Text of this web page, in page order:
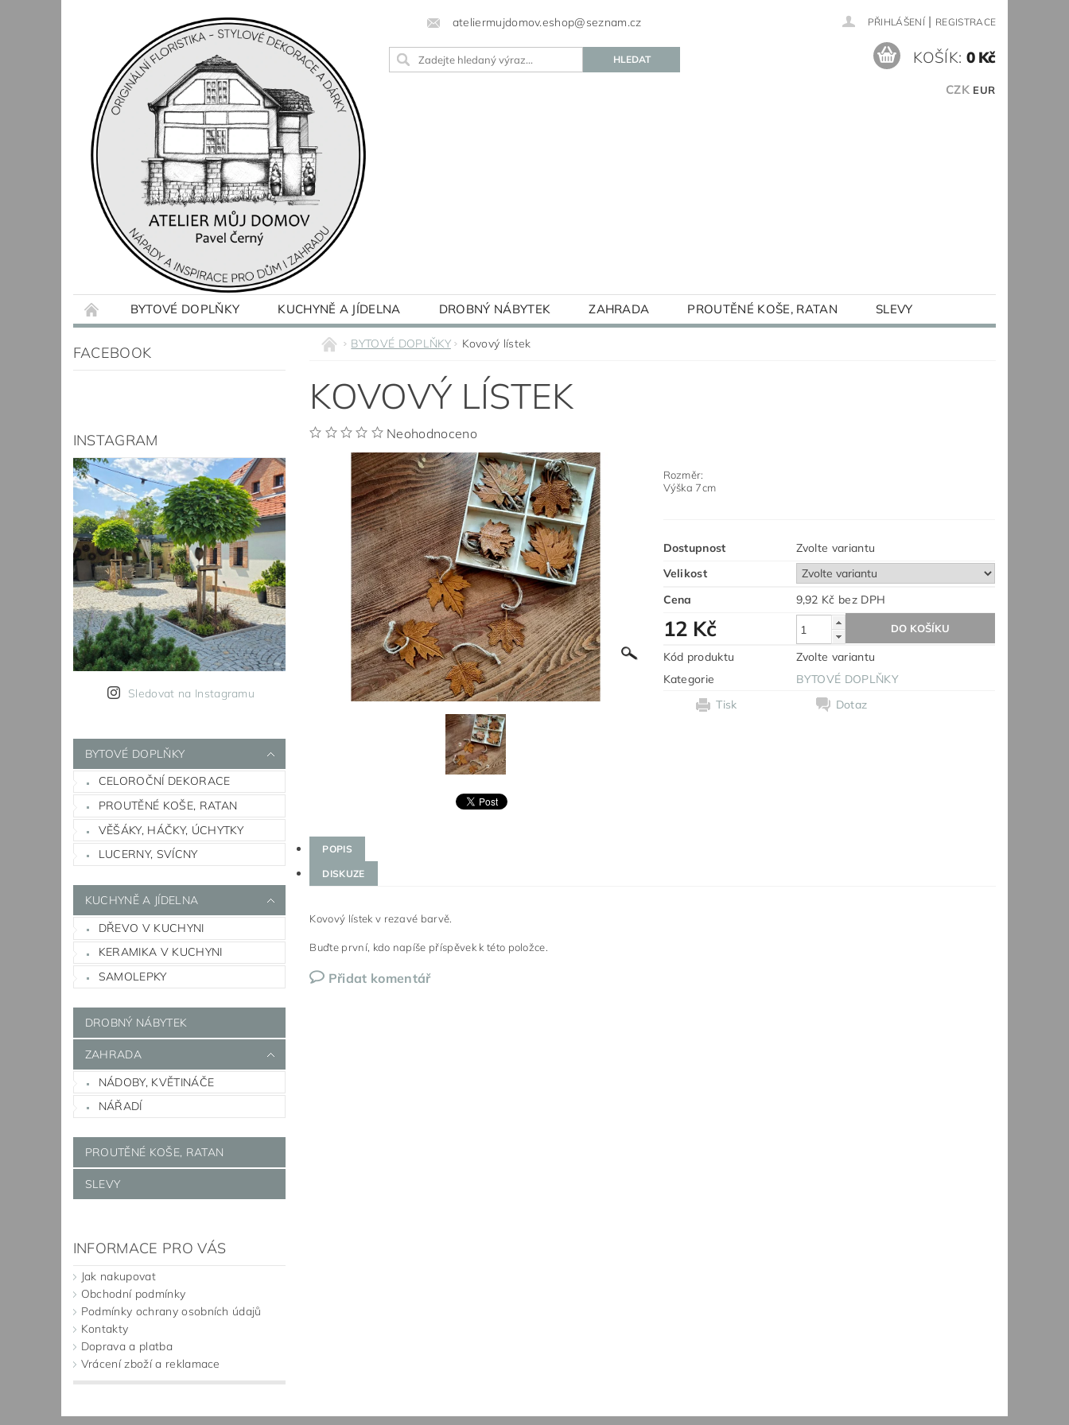
ateliermujdomov.eshop@seznam.cz PŘIHLÁŠENÍ | REGISTRACE
CZK EUR
KOŠÍK: 0 Kč
BYTOVÉ DOPLŇKY KUCHYNĚ A JÍDELNA DROBNÝ NÁBYTEK ZAHRADA PROUTĚNÉ KOŠE, RATAN
SLEVY
KONTAKTY BLOG
FACEBOOK
INSTAGRAM
Sledovat na Instagramu
BYTOVÉ DOPLŇKY
CELOROČNÍ DEKORACE
PROUTĚNÉ KOŠE, RATAN
VĚŠÁKY, HÁČKY, ÚCHYTKY
LUCERNY, SVÍCNY
KUCHYNĚ A JÍDELNA
DŘEVO V KUCHYNI
KERAMIKA V KUCHYNI
SAMOLEPKY
DROBNÝ NÁBYTEK
ZAHRADA
NÁDOBY, KVĚTINÁČE
NÁŘADÍ
PROUTĚNÉ KOŠE, RATAN
SLEVY
INFORMACE PRO VÁS
Jak nakupovat
Obchodní podmínky
Podmínky ochrany osobních údajů
Kontakty
Doprava a platba
Vrácení zboží a reklamace
BYTOVÉ DOPLŇKY Kovový lístek
KOVOVÝ LÍSTEK
Neohodnoceno
Rozměr:
Výška 7cm
Dostupnost
Zvolte variantu
Velikost
Cena
9,92 Kč bez DPH
12 Kč
Kód produktu
Zvolte variantu
Kategorie
BYTOVÉ DOPLŇKY
Tisk
Dotaz
POPIS
DISKUZE
Kovový lístek v rezavé barvě.
Buďte první, kdo napíše příspěvek k této položce.
Přidat komentář